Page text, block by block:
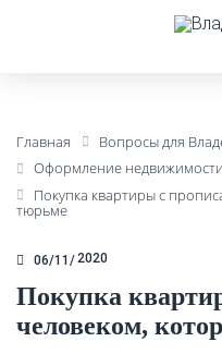
Главная
Вопросы для
Оформление недвижимости
Покупка квартиры с
тюрьме
06/11 2020
Покупка
человеком,